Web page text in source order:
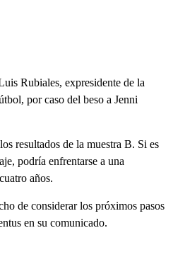
Rubiales, expresidente de la
por caso del beso a Jenni
resultados de la muestra B. Si es
podría enfrentarse a una
años.
de considerar los próximos pasos
en su comunicado.